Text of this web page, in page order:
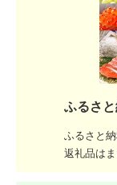
ふるさ
ふるさと
返礼品は